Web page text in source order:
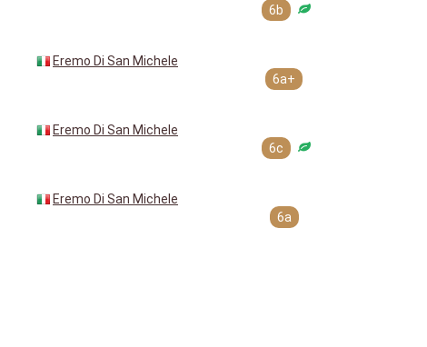
6b
Eremo Di San Michele
6a+
Eremo Di San Michele
6c
Eremo Di San Michele
6a